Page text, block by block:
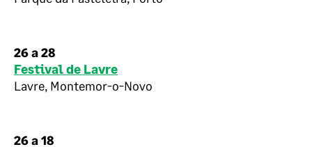
26 a 28
Festival de Lavre
Lavre, Montemor-o-Novo
26 a 18